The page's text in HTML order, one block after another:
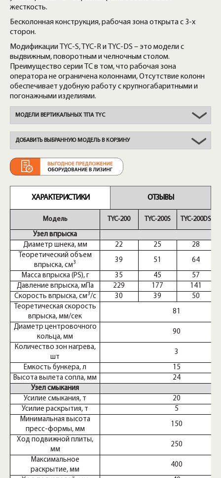
МОДЕЛИ ВЕРТИКАЛЬНЫХ ТПА TYC
жесткость.
Бесколонная конструкция, рабочая зона открыта с 3-х
сторон.
Модификации TYC-S, TYC-R и TYC-DS – это модели с
выдвижным, поворотным и челночным столом.
Преимущество серии TC в том, что рабочая зона
оператора не ограничена колоннами, Отсутствие колонн
обеспечивает удобную работу с крупногабаритными и
погонажными изделиями.
ДОБАВИТЬ ВЫБРАННУЮ МОДЕЛЬ В КОРЗИНУ
ХАРАКТЕРИСТИКИ ОТЗЫВЫ
Модель
Узел впрыска
Диаметр шнека, мм
Теоретический объем
впрыска, см3
Масса впрыска (PS), г
Давление впрыска, мПа
Скорость впрыска, см3/с
Теоретическая скорость
впрыска, мм/сек
Диаметр центровочного
кольца, мм
Количество зон нагрева,
шт
Емкость бункера, л
Высота вылета сопла, мм
Узел смыкания
Усилие смыкания, т
Усилие раскрытия, т
Минимальная высота
пресс-формы, мм
Ход подвижной плиты,
мм
Максимальное
раскрытие, мм
TYC-200 TYC-200S TYC-200DS
22 25 28
39 51 64
35 45
57
229
177
141
30
39 50
81
90
3
15
24
20
5
150
250
400